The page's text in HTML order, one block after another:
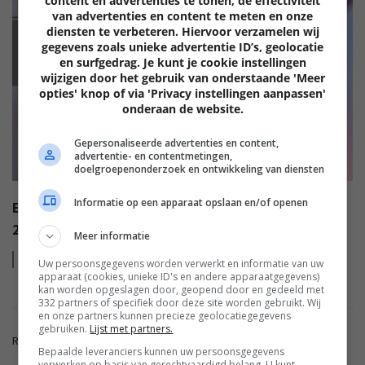
EISA AWARDS: WAT ZIJN DE BESTE PRODUCTEN VAN
2022?
Leesmeer
Reacties zijn gesloten.
van advertenties en content te meten en onze
diensten te verbeteren. Hiervoor verzamelen wij
gegevens zoals unieke advertentie ID’s, geolocatie
en surfgedrag. Je kunt je cookie instellingen
wijzigen door het gebruik van onderstaande 'Meer
opties' knop of via 'Privacy instellingen aanpassen'
onderaan de website.
Gepersonaliseerde advertenties en content,
advertentie- en contentmetingen,
doelgroepenonderzoek en ontwikkeling van diensten
Informatie op een apparaat opslaan en/of openen
Meer informatie
Uw persoonsgegevens worden verwerkt en informatie van uw
apparaat (cookies, unieke ID's en andere apparaatgegevens)
kan worden opgeslagen door, geopend door en gedeeld met
332 partners of specifiek door deze site worden gebruikt. Wij
en onze partners kunnen precieze geolocatiegegevens
gebruiken. Lijst met partners.
Bepaalde leveranciers kunnen uw persoonsgegevens